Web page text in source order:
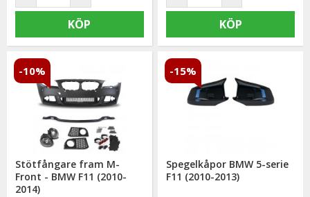
KÖP KÖP
Stötfångare fram M-
Front - BMW F11 (2010-
2014)
-10%
Spegelkåpor BMW 5-serie
F11 (2010-2013)
-15%